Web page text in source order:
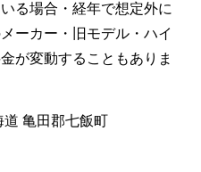
る場合・経年で想定外に
ーカー・旧モデル・ハイ
が変動することもありま